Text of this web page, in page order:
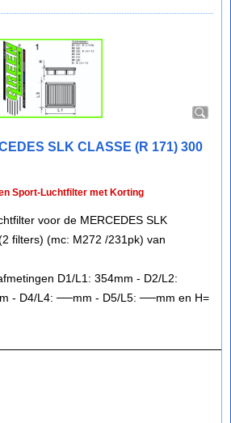
SLK CLASSE (R 171) 300
Sport-Luchtfilter met Korting
voor de MERCEDES SLK
filters) (mc: M272 /231pk) van
D1/L1: 354mm - D2/L2:
- D4/L4: ──mm - D5/L5: ──mm en H=